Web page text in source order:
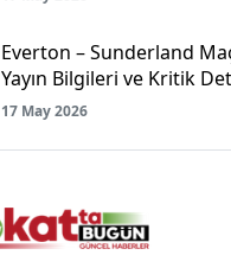
Everton – Sunderland
Yayın Bilgileri ve Kritik
17 May 2026